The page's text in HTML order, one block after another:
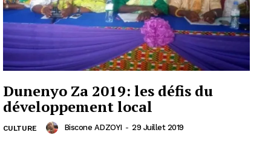
Dunenyo Za 2019: les défis du
développement local
CULTURE Biscone ADZOYI - 29 Juillet 2019